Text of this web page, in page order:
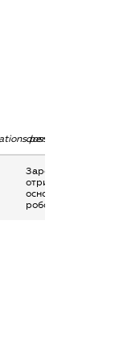
Заробітна плата
отримана за
основним місцем
роботи